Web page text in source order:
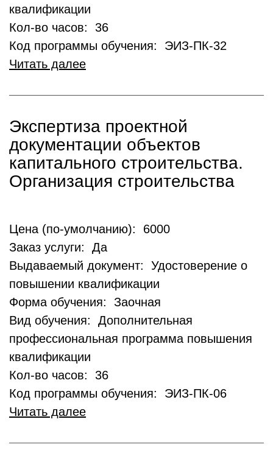
квалификации
Кол-во часов: 36
Код программы обучения: ЭИЗ-ПК-32
Читать далее
Экспертиза проектной
документации объектов
капитального строительства.
Организация строительства
Цена (по-умолчанию): 6000
Заказ услуги: Да
Выдаваемый документ: Удостоверение о
повышении квалификации
Форма обучения: Заочная
Вид обучения: Дополнительная
профессиональная программа повышения
квалификации
Кол-во часов: 36
Код программы обучения: ЭИЗ-ПК-06
Читать далее